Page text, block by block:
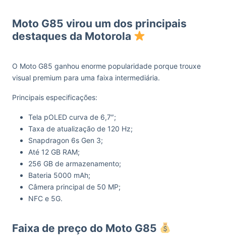
Moto G85 virou um dos principais
destaques da Motorola
O Moto G85 ganhou enorme popularidade porque trouxe
visual premium para uma faixa intermediária.
Principais especificações:
Tela pOLED curva de 6,7″;
Taxa de atualização de 120 Hz;
Snapdragon 6s Gen 3;
Até 12 GB RAM;
256 GB de armazenamento;
Bateria 5000 mAh;
Câmera principal de 50 MP;
NFC e 5G.
Faixa de preço do Moto G85